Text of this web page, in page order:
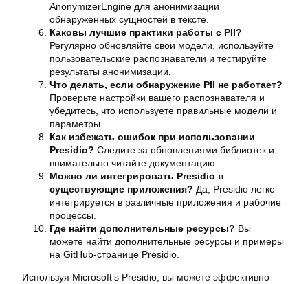
AnonymizerEngine для анонимизации
обнаруженных сущностей в тексте.
Каковы лучшие практики работы с PII?
Регулярно обновляйте свои модели, используйте
пользовательские распознаватели и тестируйте
результаты анонимизации.
Что делать, если обнаружение PII не работает?
Проверьте настройки вашего распознавателя и
убедитесь, что используете правильные модели и
параметры.
Как избежать ошибок при использовании
Presidio? Следите за обновлениями библиотек и
внимательно читайте документацию.
Можно ли интегрировать Presidio в
существующие приложения? Да, Presidio легко
интегрируется в различные приложения и рабочие
процессы.
Где найти дополнительные ресурсы? Вы
можете найти дополнительные ресурсы и примеры
на GitHub-странице Presidio.
Используя Microsoft’s Presidio, вы можете эффективно